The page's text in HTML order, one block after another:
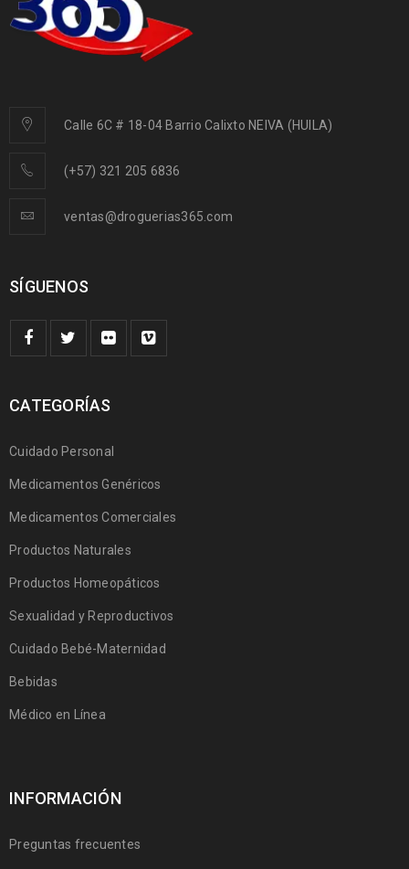
Calle 6C # 18-04 Barrio Calixto NEIVA (HUILA)
(+57) 321 205 6836
ventas@droguerias365.com
SÍGUENOS
CATEGORÍAS
Cuidado Personal
Medicamentos Genéricos
Medicamentos Comerciales
Productos Naturales
Productos Homeopáticos
Sexualidad y Reproductivos
Cuidado Bebé-Maternidad
Bebidas
Médico en Línea
INFORMACIÓN
Preguntas frecuentes